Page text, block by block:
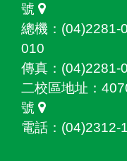
號
總機：(04)2281-
010
傳真：(04)2281-
二校區地址：
號
電話：(04)2312-